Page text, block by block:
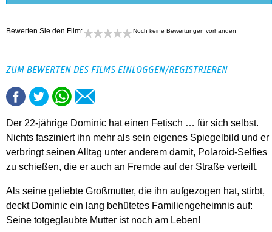
Bewerten Sie den Film: Noch keine Bewertungen vorhanden
ZUM BEWERTEN DES FILMS EINLOGGEN/REGISTRIEREN
Der 22-jährige Dominic hat einen Fetisch … für sich selbst.
Nichts fasziniert ihn mehr als sein eigenes Spiegelbild und er
verbringt seinen Alltag unter anderem damit, Polaroid-Selfies
zu schießen, die er auch an Fremde auf der Straße verteilt.
Als seine geliebte Großmutter, die ihn aufgezogen hat, stirbt,
deckt Dominic ein lang behütetes Familiengeheimnis auf:
Seine totgeglaubte Mutter ist noch am Leben!